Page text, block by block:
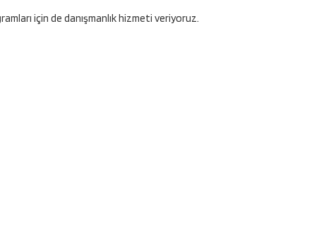
için de danışmanlık hizmeti veriyoruz.